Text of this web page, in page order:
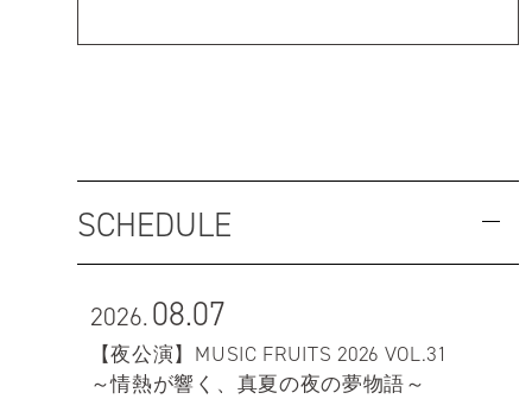
SCHEDULE
2026.08.07
【夜公演】MUSIC FRUITS 2026 VOL.31
～情熱が響く、真夏の夜の夢物語～